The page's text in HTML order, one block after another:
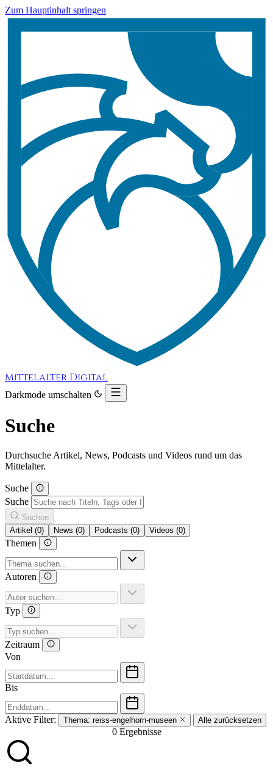
Zum Hauptinhalt springen
Mittelalter Digital
Darkmode umschalten
Suche
Durchsuche Artikel, News, Podcasts und Videos rund um das
Mittelalter.
Suche
Suche
Suchen
Artikel (0)
News (0) Podcasts (0) Videos (0)
Themen
Autoren
Typ
Zeitraum
Von
Bis
Aktive Filter: Thema: reiss-engelhorn-museen Alle zurücksetzen
0 Ergebnisse